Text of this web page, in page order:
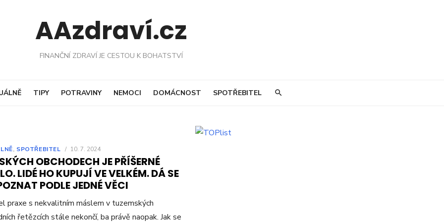
AAzdraví.cz
FINANČNÍ ZDRAVÍ JE CESTOU K BOHATSTVÍ
TIPY POTRAVINY NEMOCI DOMÁCNOST SPOTŘEBITEL
, SPOTŘEBITEL / 10. 7. 2024
OBCHODECH JE PŘÍŠERNÉ
LIDÉ HO KUPUJÍ VE VELKÉM. DÁ SE
PODLE JEDNÉ VĚCI
praxe s nekvalitním máslem v tuzemských
řetězcích stále nekončí, ba právě naopak. Jak se